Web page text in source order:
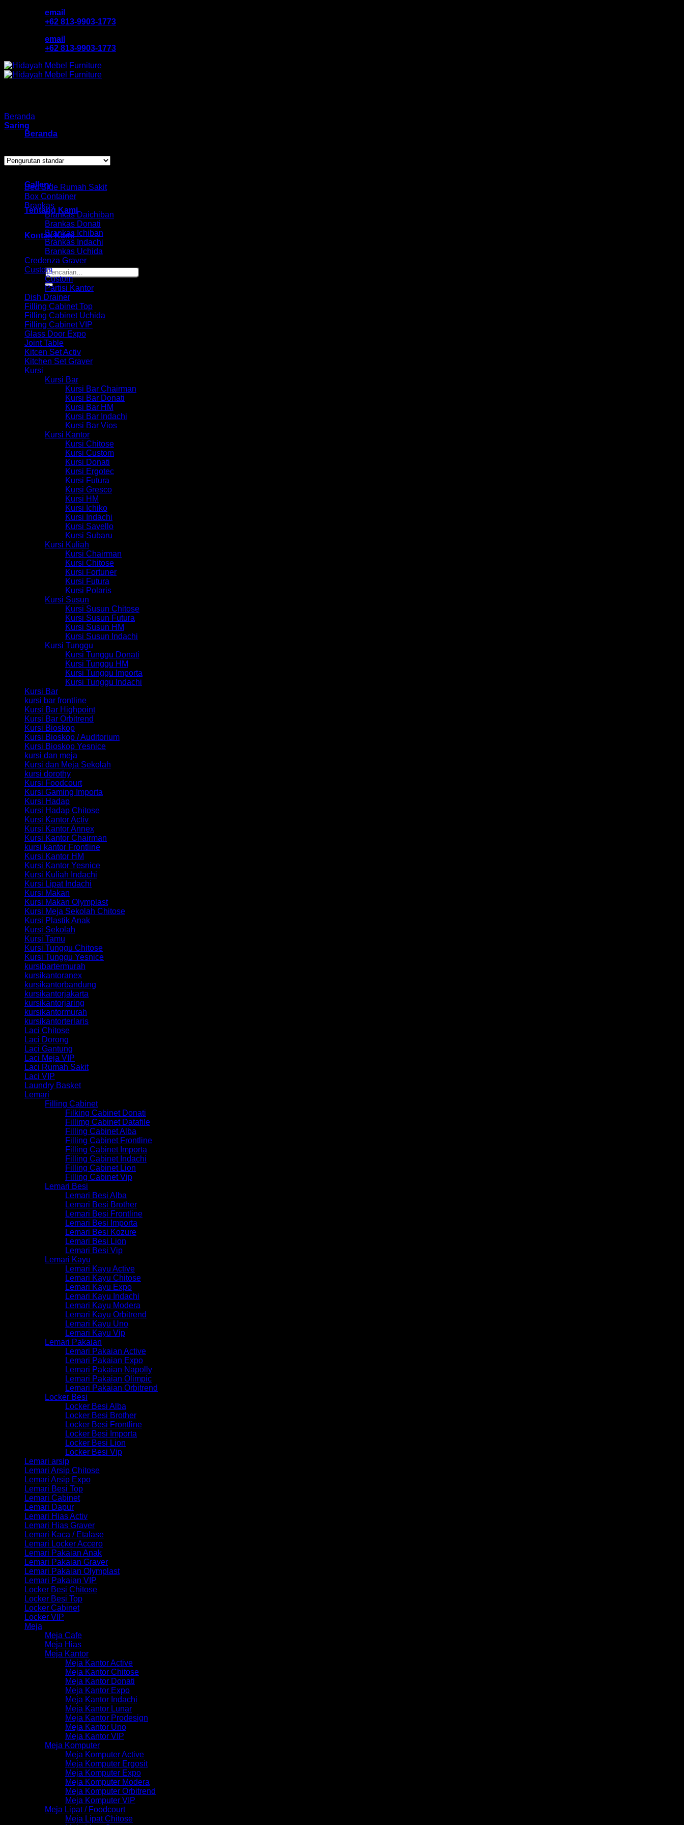
email
+62 813-9903-1773
email
+62 813-9903-1773
Beranda
Katalog Produk
Gallery
Tentang Kami
Kontak Kami
Pencarian
untuk:
Beranda
Saring
Bed Side Rumah Sakit
Box Container
Brankas
Brankas Daichiban
Brankas Donati
Brankas Ichiban
Brankas Indachi
Brankas Uchida
Credenza Graver
Custom
Custom
Partisi Kantor
Dish Drainer
Filling Cabinet Top
Filling Cabinet Uchida
Filling Cabinet VIP
Glass Door Expo
Joint Table
Kitcen Set Activ
Kitchen Set Graver
Kursi
Kursi Bar
Kursi Bar Chairman
Kursi Bar Donati
Kursi Bar HM
Kursi Bar Indachi
Kursi Bar Vios
Kursi Kantor
Kursi Chitose
Kursi Custom
Kursi Donati
Kursi Ergotec
Kursi Futura
Kursi Gresco
Kursi HM
Kursi Ichiko
Kursi Indachi
Kursi Savello
Kursi Subaru
Kursi Kuliah
Kursi Chairman
Kursi Chitose
Kursi Fortuner
Kursi Futura
Kursi Polaris
Kursi Susun
Kursi Susun Chitose
Kursi Susun Futura
Kursi Susun HM
Kursi Susun Indachi
Kursi Tunggu
Kursi Tunggu Donati
Kursi Tunggu HM
Kursi Tunggu Importa
Kursi Tunggu Indachi
Kursi Bar
kursi bar frontline
Kursi Bar Highpoint
Kursi Bar Orbitrend
Kursi Bioskop
Kursi Bioskop / Auditorium
Kursi Bioskop Yesnice
kursi dan meja
Kursi dan Meja Sekolah
kursi dorothy
Kursi Foodcourt
Kursi Gaming Importa
Kursi Hadap
Kursi Hadap Chitose
Kursi Kantor Activ
Kursi Kantor Annex
Kursi Kantor Chairman
kursi kantor Frontline
Kursi Kantor HM
Kursi Kantor Yesnice
Kursi Kuliah Indachi
Kursi Lipat Indachi
Kursi Makan
Kursi Makan Olymplast
Kursi Meja Sekolah Chitose
Kursi Plastik Anak
Kursi Sekolah
Kursi Tamu
Kursi Tunggu Chitose
Kursi Tunggu Yesnice
kursibartermurah
kursikantoranex
kursikantorbandung
kursikantorjakarta
kursikantorjaring
kursikantormurah
kursikantorterlaris
Laci Chitose
Laci Dorong
Laci Gantung
Laci Meja VIP
Laci Rumah Sakit
Laci VIP
Laundry Basket
Lemari
Filling Cabinet
Filking Cabinet Donati
Fillimg Cabinet Datafile
Filling Cabinet Alba
Filling Cabinet Frontline
Filling Cabinet Importa
Filling Cabinet Indachi
Filling Cabinet Lion
Filling Cabinet Vip
Lemari Besi
Lemari Besi Alba
Lemari Besi Brother
Lemari Besi Frontline
Lemari Besi Importa
Lemari Besi Kozure
Lemari Besi Lion
Lemari Besi Vip
Lemari Kayu
Lemari Kayu Active
Lemari Kayu Chitose
Lemari Kayu Expo
Lemari Kayu Indachi
Lemari Kayu Modera
Lemari Kayu Orbitrend
Lemari Kayu Uno
Lemari Kayu Vip
Lemari Pakaian
Lemari Pakaian Active
Lemari Pakaian Expo
Lemari Pakaian Napolly
Lemari Pakaian Olimpic
Lemari Pakaian Orbitrend
Locker Besi
Locker Besi Alba
Locker Besi Brother
Locker Besi Frontline
Locker Besi Importa
Locker Besi Lion
Locker Besi Vip
Lemari arsip
Lemari Arsip Chitose
Lemari Arsip Expo
Lemari Besi Top
Lemari Cabinet
Lemari Dapur
Lemari Hias Activ
Lemari Hias Graver
Lemari Kaca / Etalase
Lemari Locker Accero
Lemari Pakaian Anak
Lemari Pakaian Graver
Lemari Pakaian Olymplast
Lemari Pakaian VIP
Locker Besi Chitose
Locker Besi Top
Locker Cabinet
Locker VIP
Meja
Meja Cafe
Meja Hias
Meja Kantor
Meja Kantor Active
Meja Kantor Chitose
Meja Kantor Donati
Meja Kantor Expo
Meja Kantor Indachi
Meja Kantor Lunar
Meja Kantor Prodesign
Meja Kantor Uno
Meja Kantor VIP
Meja Komputer
Meja Komputer Active
Meja Komputer Ergosit
Meja Komputer Expo
Meja Komputer Modera
Meja Komputer Orbitrend
Meja Komputer VIP
Meja Lipat / Foodcourt
Meja Lipat Chitose